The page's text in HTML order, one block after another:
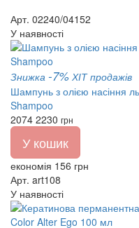
Арт. 02240/04152
У наявності
Знижка -7% ХІТ продажів
Шампунь з олією насіння
Shampoo
2074 2230 грн
У кошик
економія 156 грн
Арт. art108
У наявності